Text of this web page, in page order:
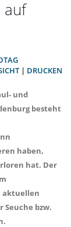
auf
| DRUCKEN
und
besteht
haben,
hat. Der
aktuellen
Seuche bzw.